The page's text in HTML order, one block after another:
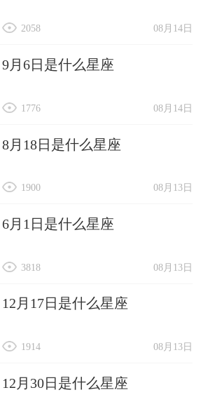
08月14日
2058
9月6日是什么星座
08月14日
1776
8月18日是什么星座
08月13日
1900
6月1日是什么星座
08月13日
3818
12月17日是什么星座
08月13日
1914
12月30日是什么星座